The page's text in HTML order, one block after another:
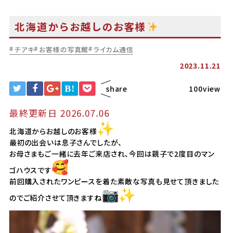
北海道からお越しのお客様
チアキ お客様の写真館 ライカム通信
2023.11.21
B! share 100view
最終更新日 2026.07.06
北海道からお越しのお客様
最初の出会いは息子さんでしたが、
お母さまもご一緒に去年ご来店され、今回は親子で2度目のマン
ゴハウスです
前回購入されたワンピースを着た素敵な写真も見せて頂きました
のでご紹介させて頂きますね